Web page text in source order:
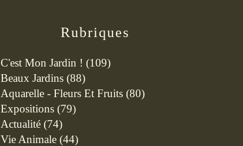
Rubriques
C'est Mon Jardin ! (109)
Beaux Jardins (88)
Aquarelle - Fleurs Et Fruits (80)
Expositions (79)
Actualité (74)
Vie Animale (44)